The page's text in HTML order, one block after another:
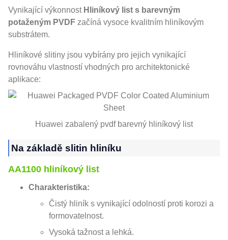
Vynikající výkonnost Hliníkový list s barevným
potaženým PVDF začíná vysoce kvalitním hliníkovým
substrátem.
Hliníkové slitiny jsou vybírány pro jejich vynikající
rovnováhu vlastností vhodných pro architektonické
aplikace:
Huawei zabalený pvdf barevný hliníkový list
Na základě slitin hliníku
AA1100 hliníkový list
Charakteristika:
Čistý hliník s vynikající odolností proti korozi a
formovatelnost.
Vysoká tažnost a lehká.